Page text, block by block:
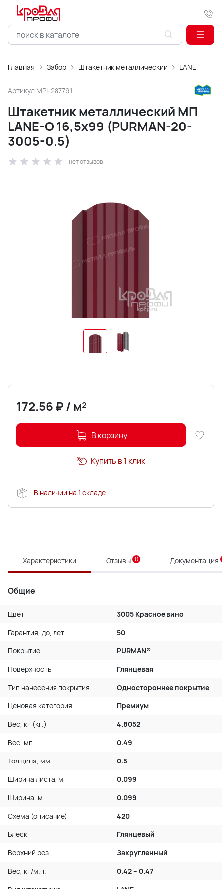
Главная Забор Штакетник металлический LАNE
Артикул MPI-287791
Штакетник металлический МП
LАNE-O 16,5х99 (PURMAN-20-
3005-0.5)
нет отзывов
172.56 ₽/ м²
В корзину
Купить в 1 клик
В наличии на 1 складе
Характеристики Отзывы 0 Документация
Общие
Цвет
3005 Красное вино
Гарантия, до, лет
50
Покрытие
PURMAN®
Поверхность
Глянцевая
Тип нанесения покрытия
Одностороннее покрытие
Ценовая категория
Премиум
Вес, кг (кг.)
4.8052
Вес, мп
0.49
Толщина, мм
0.5
Ширина листа, м
0.099
Ширина, м
0.099
Схема (описание)
420
Блеск
Глянцевый
Верхний рез
Закругленный
Вес, кг/м.п.
0.42 – 0.47